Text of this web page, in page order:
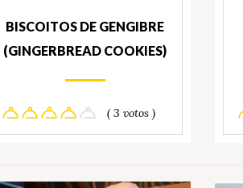
BISCOITOS DE GENGIBRE
(GINGERBREAD COOKIES)
( 3 votos )